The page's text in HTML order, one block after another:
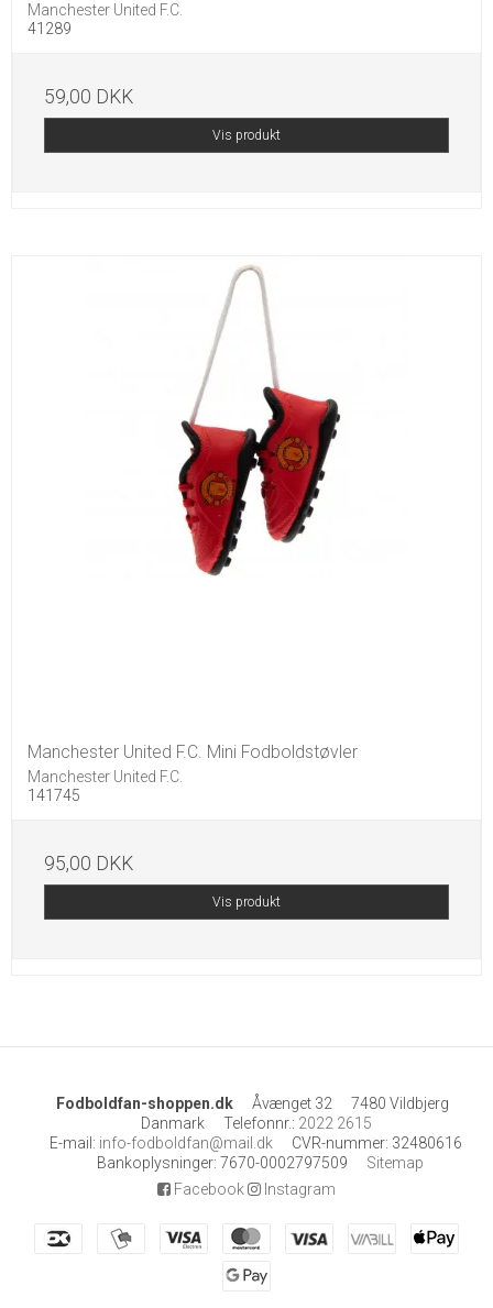
Manchester United F.C.
41289
59,00 DKK
Vis produkt
Manchester United F.C. Mini Fodboldstøvler
Manchester United F.C.
141745
95,00 DKK
Vis produkt
Fodboldfan-shoppen.dk Åvænget 32
7480 Vildbjerg
Danmark
Telefonnr.: 2022 2615
E-mail : info-fodboldfan@mail.dk CVR-nummer: 32480616
Bankoplysninger: 7670-0002797509
Sitemap
Facebook
Instagram